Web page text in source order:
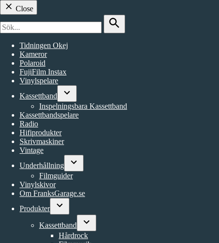
Close
for:
Search
Tidningen Okej
Kameror
Polaroid
FujiFilm Instax
Vinylspelare
Kassettband
Open
dropdown
Inspelningsbara Kassettband
Kassettbandspelare
Radio
Hifiprodukter
Skrivmaskiner
Vintage
Underhållning
Open
menu
Filmguider
Vinylskivor
Om FranksGarage.se
Produkter
Open
dropdown
menu
Kassettband
Open
Hårdrock